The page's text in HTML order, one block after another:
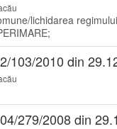
lichidarea
103/2010 din
279/2008 din